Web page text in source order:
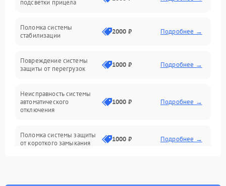
Электропитание
Механика
Корпус/Герметичность
подсветки прицела
Поломка системы
стабилизации
2000 ₽ Подробнее →
Повреждение системы
защиты от перегрузок
1000 ₽ Подробнее →
Неисправность системы
автоматического
отключения
1000 ₽ Подробнее →
Поломка системы защиты
от короткого замыкания
1000 ₽ Подробнее →